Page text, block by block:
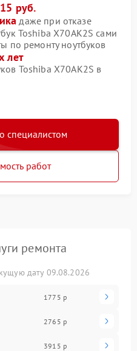
руб.
даже при отказе
Toshiba X70AK2S сами
по ремонту ноутбуков
лет
Toshiba X70AK2S в
специалистом
работ
ремонта
дату 09.08.2026
1775 р
2765 р
3915 р